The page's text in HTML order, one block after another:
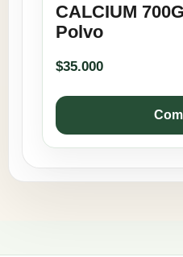
CALCIUM
Polvo
$35.000